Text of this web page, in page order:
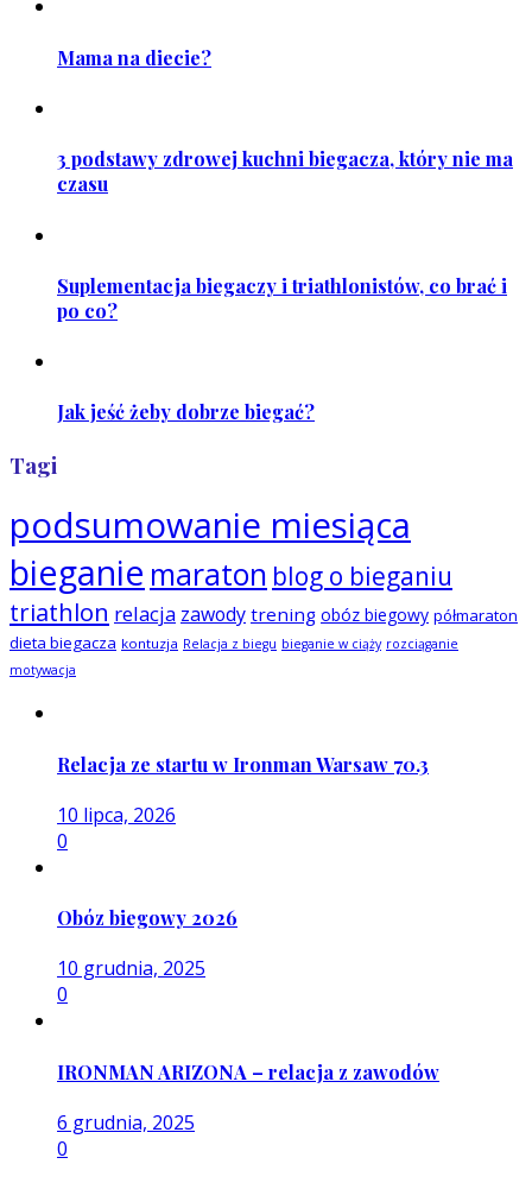
Mama na diecie?
3 podstawy zdrowej kuchni biegacza, który nie ma
czasu
Suplementacja biegaczy i triathlonistów, co brać i
po co?
Jak jeść żeby dobrze biegać?
Tagi
podsumowanie miesiąca
bieganie maraton blog o bieganiu
triathlon relacja zawody trening obóz biegowy półmaraton
dieta biegacza kontuzja Relacja z biegu bieganie w ciąży rozciąganie
motywacja
Relacja ze startu w Ironman Warsaw 70.3
10 lipca, 2026
0
Obóz biegowy 2026
10 grudnia, 2025
0
IRONMAN ARIZONA – relacja z zawodów
6 grudnia, 2025
0